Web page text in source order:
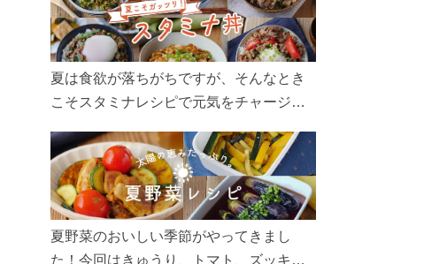
こめ油をもっと好きになるコンテンツを
ぜひお楽しみください。
夏は食欲が落ちがちですが、そんなとき
こそスタミナレシピで元気をチャージ！
リ食べて、夏バテを吹き飛ばしましょ
う！
夏野菜のおいしい季節がやってきまし
た！今回はきゅうり、トマト、ズッキー